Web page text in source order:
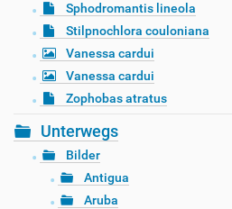
Sphodromantis lineola
Stilpnochlora couloniana
Vanessa cardui
Vanessa cardui
Zophobas atratus
Unterwegs
Bilder
Antigua
Aruba